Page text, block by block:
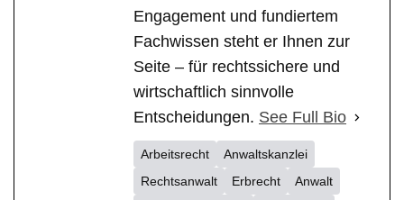
Engagement und fundiertem
Fachwissen steht er Ihnen zur
Seite – für rechtssichere und
wirtschaftlich sinnvolle
Entscheidungen. See Full Bio
Arbeitsrecht
Anwaltskanzlei
Rechtsanwalt
Erbrecht Anwalt